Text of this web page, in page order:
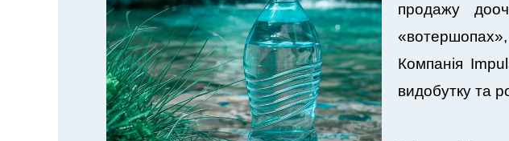
продажу
Компанія
видобутку та